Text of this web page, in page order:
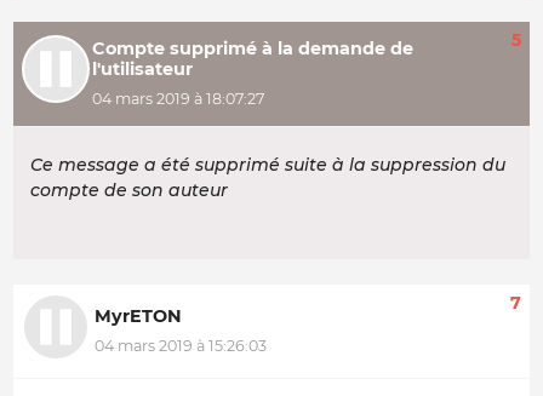
Compte supprimé à la demande de
l'utilisateur
04 mars 2019 à 18:07:27
5
Ce message a été supprimé suite à la suppression du
compte de son auteur
MyrETON
04 mars 2019 à 15:26:03
7